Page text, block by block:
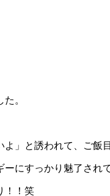
。
」と誘われて、ご飯
にすっかり魅了され
！！笑